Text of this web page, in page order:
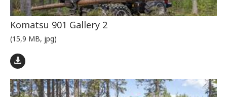
Komatsu 901 Gallery 2
(15,9 MB, jpg)